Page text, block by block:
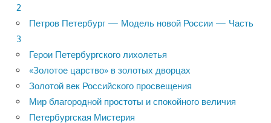
2
Петров Петербург — Модель новой России — Часть
3
Герои Петербургского лихолетья
«Золотое царство» в золотых дворцах
Золотой век Российского просвещения
Мир благородной простоты и спокойного величия
Петербургская Мистерия